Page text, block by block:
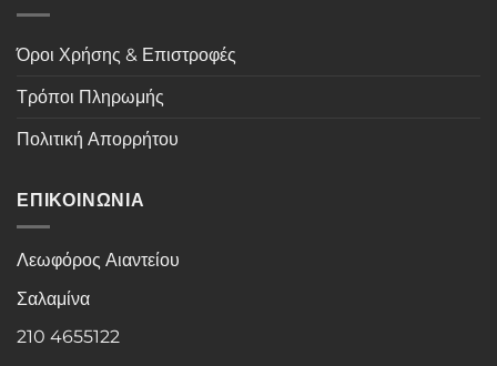
Όροι Χρήσης & Επιστροφές
Τρόποι Πληρωμής
Πολιτική Απορρήτου
ΕΠΙΚΟΙΝΩΝΙΑ
Λεωφόρος Αιαντείου
Σαλαμίνα
210 4655122